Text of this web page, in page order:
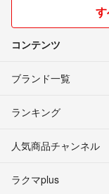
コンテンツ
ブランド一覧
ランキング
人気商品チャンネル
ラクマplus